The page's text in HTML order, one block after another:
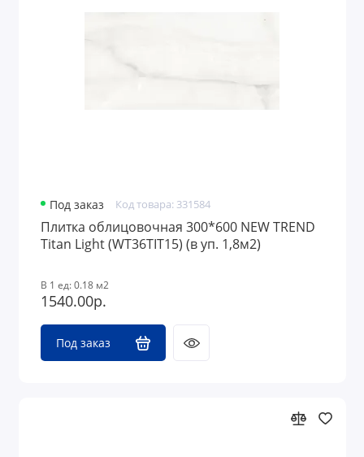
Под заказ Код товара: 331584
Плитка облицовочная 300*600 NEW TREND
Titan Light (WT36TIT15) (в уп. 1,8м2)
В 1 ед: 0.18 м2
1540.00р.
Под заказ